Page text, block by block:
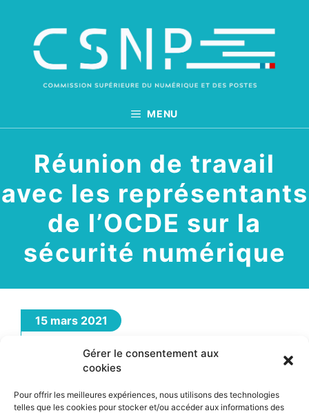
Gérer le consentement aux
cookies
Pour offrir les meilleures expériences, nous utilisons des technologies
telles que les cookies pour stocker et/ou accéder aux informations des
contenu
MENU
Réunion de travail
avec les représentants
de l’OCDE sur la
sécurité numérique
15 mars 2021